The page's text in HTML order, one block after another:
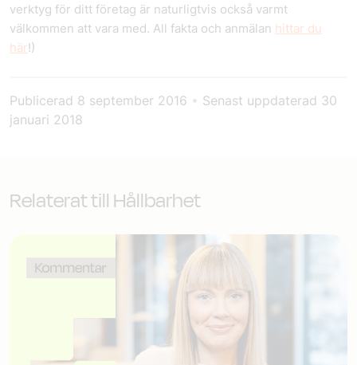
verktyg för ditt företag är naturligtvis också varmt
välkommen att vara med. All fakta och anmälan hittar du
här!)
Publicerad 8 september 2016 • Senast uppdaterad 30
januari 2018
Relaterat till Hållbarhet